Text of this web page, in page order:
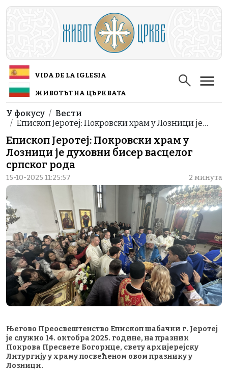
Skip to main content
VIDA DE LA IGLESIA
ЖИВОТЪТ НА ЦЪРКВАТА
Breadcrumb
У фокусу
Вести
Епископ Јеротеј: Покровски храм у Лозници је…
Епископ Јеротеј: Покровски храм у
Лозници је духовни бисер васцелог
српског рода
15-10-2025 11:25:57 2 минута
Његово Преосвештенство Епископ шабачки г. Јеротеј
је служио 14. октобра 2025. године, на празник
Покрова Пресвете Богорице, свету архијерејску
Литургију у храму посвећеном овом празнику у
Лозници.